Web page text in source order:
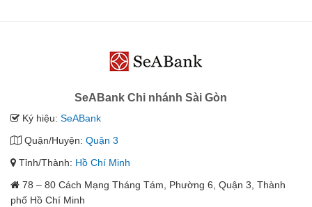
SeABank Chi nhánh Sài Gòn
Ký hiệu: SeABank
Quận/Huyện: Quận 3
Tỉnh/Thành: Hồ Chí Minh
78 – 80 Cách Mạng Tháng Tám, Phường 6, Quận 3, Thành
phố Hồ Chí Minh